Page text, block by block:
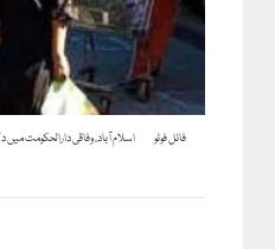
فائل فوٹو اسلام آباد، وفاقی دارالحکومت میں